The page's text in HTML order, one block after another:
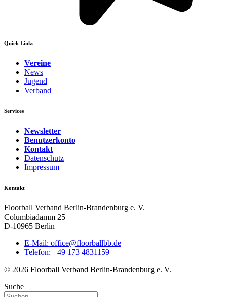
Quick Links
Vereine
News
Jugend
Verband
Services
Newsletter
Benutzerkonto
Kontakt
Datenschutz
Impressum
Kontakt
Floorball Verband Berlin-Brandenburg e. V.
Columbiadamm 25
D-10965 Berlin
E-Mail: ed.bbllabroolf@eciffo
Telefon: +49 173 4831159
© 2026 Floorball Verband Berlin-Brandenburg e. V.
Suche